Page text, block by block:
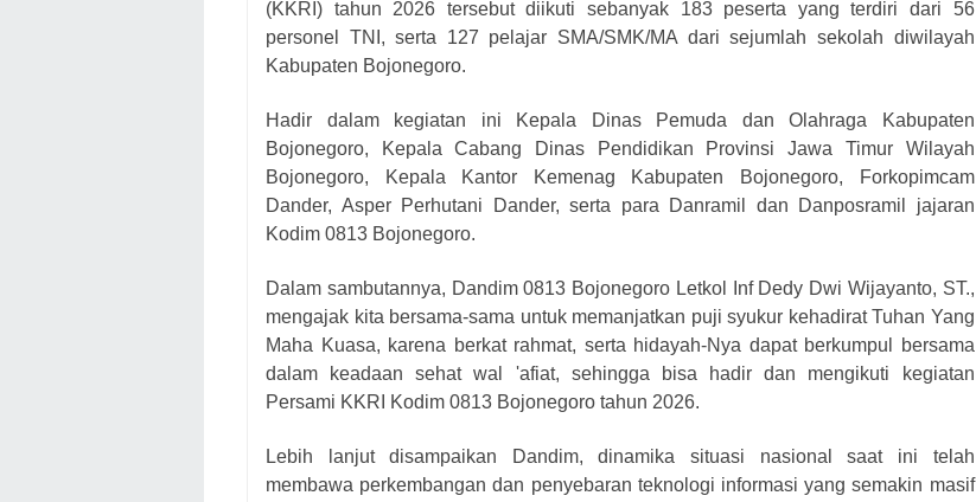
(KKRI) tahun 2026 tersebut diikuti sebanyak 183 peserta yang terdiri dari 56
personel TNI, serta 127 pelajar SMA/SMK/MA dari sejumlah sekolah diwilayah
Kabupaten Bojonegoro.
Hadir dalam kegiatan ini Kepala Dinas Pemuda dan Olahraga Kabupaten
Bojonegoro, Kepala Cabang Dinas Pendidikan Provinsi Jawa Timur Wilayah
Bojonegoro, Kepala Kantor Kemenag Kabupaten Bojonegoro, Forkopimcam
Dander, Asper Perhutani Dander, serta para Danramil dan Danposramil jajaran
Kodim 0813 Bojonegoro.
Dalam sambutannya, Dandim 0813 Bojonegoro Letkol Inf Dedy Dwi Wijayanto, ST.,
mengajak kita bersama-sama untuk memanjatkan puji syukur kehadirat Tuhan Yang
Maha Kuasa, karena berkat rahmat, serta hidayah-Nya dapat berkumpul bersama
dalam keadaan sehat wal 'afiat, sehingga bisa hadir dan mengikuti kegiatan
Persami KKRI Kodim 0813 Bojonegoro tahun 2026.
Lebih lanjut disampaikan Dandim, dinamika situasi nasional saat ini telah
membawa perkembangan dan penyebaran teknologi informasi yang semakin masif